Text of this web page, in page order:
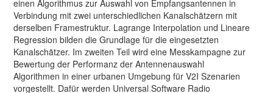
einen Algorithmus zur Auswahl von Empfangsantennen in
Verbindung mit zwei unterschiedlichen Kanalschätzern mit
derselben Framestruktur. Lagrange Interpolation und Lineare
Regression bilden die Grundlage für die eingesetzten
Kanalschätzer. Im zweiten Teil wird eine Messkampagne zur
Bewertung der Performanz der Antennenauswahl
Algorithmen in einer urbanen Umgebung für V2I Szenarien
vorgestellt. Dafür werden Universal Software Radio